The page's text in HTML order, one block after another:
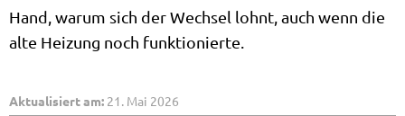
Hand, warum sich der Wechsel lohnt, auch wenn die
alte Heizung noch funktionierte.
Aktualisiert am: 21. Mai 2026